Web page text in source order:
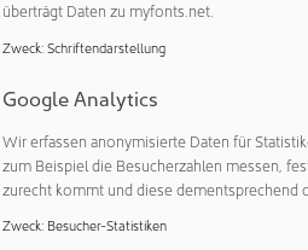
der sich außerhalb des
der zu reinigenden Teile
Beste Ergebnisse stellen auch
und ein integrierter
wird, sicher.
und redundante
hinaus lässt sich das neue
auf die jeweiligen
überträgt Daten zu myfonts.net.
Zweck: Schriftendarstellung
Google Analytics
Wir erfassen anonymisierte Daten für
zum Beispiel die Besucherzahlen messen,
zurecht kommt und diese dementsprechend
Zweck: Besucher-Statistiken